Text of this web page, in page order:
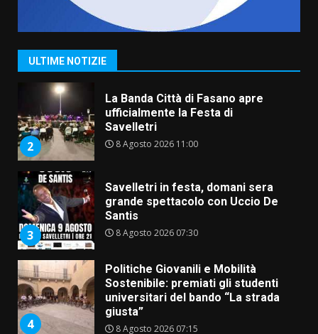
ULTIME NOTIZIE
1
Serie D, l’Us Fasano non molla e
conferma di voler ricorrere per
ottenere l’iscrizione
8 Agosto 2026 19:55
2
La Banda Città di Fasano apre
ufficialmente la Festa di
Savelletri
8 Agosto 2026 11:00
3
Savelletri in festa, domani sera
grande spettacolo con Uccio De
Santis
8 Agosto 2026 07:30
4
Politiche Giovanili e Mobilità
Sostenibile: premiati gli studenti
universitari del bando “La strada
giusta”
8 Agosto 2026 07:15